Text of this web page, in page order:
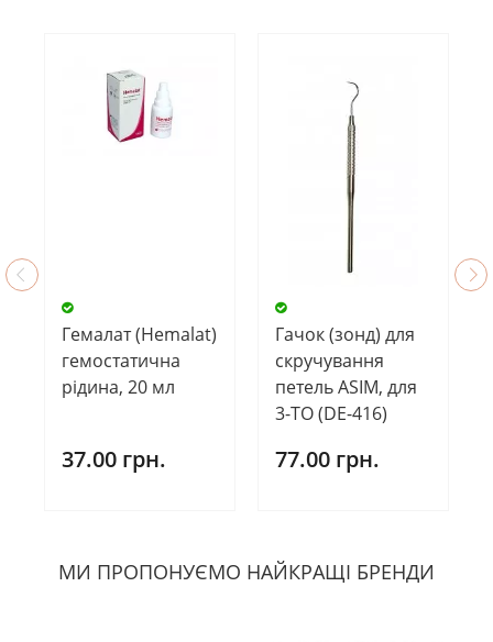
Гемалат (Hemalat)
гемостатична
рідина, 20 мл
37.00 грн.
Гачок (зонд) для
скручування
петель ASIM, для
3-ТО (DE-416)
77.00 грн.
МИ ПРОПОНУЄМО НАЙКРАЩІ БРЕНДИ